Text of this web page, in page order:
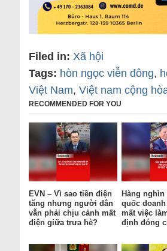
Filed in: Xã hội
Tags: hòn ngọc viễn đông,
Việt Nam, Việt nam cộng
RECOMMENDED FOR YOU
EVN – Vì sao tiền điện
tăng nhưng người dân
vẫn phải chịu cảnh mất
điện giữa trưa hè?
Hàng nghìn
quốc
mất việc
định đóng